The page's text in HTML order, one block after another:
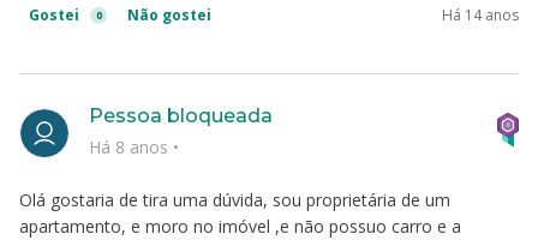
Gostei 0 Não gostei Há 14 anos
Olá gostaria de tira uma dúvida, sou proprietária de um
apartamento, e moro no imóvel ,e não possuo carro e a
Pessoa bloqueada
Há 8 anos •